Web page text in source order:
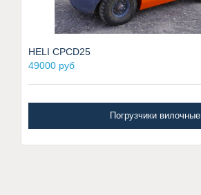
HELI CPCD25
49000 руб
Погрузчики вилочные